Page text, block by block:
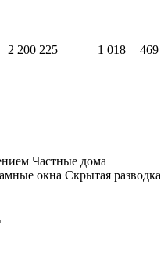
2 200 225 1 018 469
Частные дома
окна Скрытая разводка